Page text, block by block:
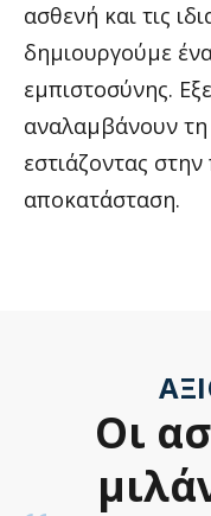
ασθενή και τις
δημιουργούμε
εμπιστοσύνης.
αναλαμβάνουν τη
εστιάζοντας
αποκατάσταση.
Οι